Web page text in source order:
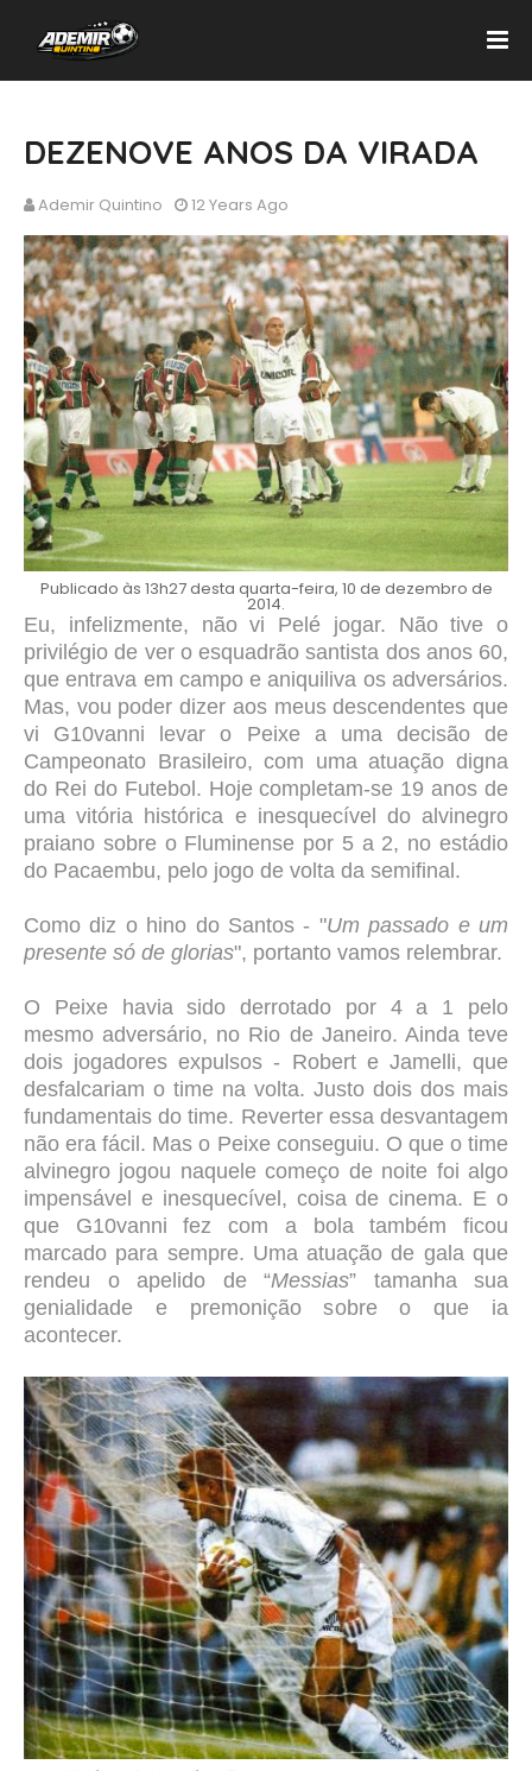
DEZENOVE ANOS DA VIRADA
Ademir Quintino 12 Years Ago
Publicado às 13h27 desta quarta-feira, 10 de dezembro de
2014.
Eu, infelizmente, não vi Pelé jogar. Não tive o
privilégio de ver o esquadrão santista dos anos 60,
que entrava em campo e aniquiliva os adversários.
Mas, vou poder dizer aos meus descendentes que
vi G10vanni levar o Peixe a uma decisão de
Campeonato Brasileiro, com uma atuação digna
do Rei do Futebol. Hoje completam-se 19 anos de
uma vitória histórica e inesquecível do alvinegro
praiano sobre o Fluminense por 5 a 2, no estádio
do Pacaembu, pelo jogo de volta da semifinal.
Como diz o hino do Santos - "Um passado e um
presente só de glorias", portanto vamos relembrar.
O Peixe havia sido derrotado por 4 a 1 pelo
mesmo adversário, no Rio de Janeiro. Ainda teve
dois jogadores expulsos - Robert e Jamelli, que
desfalcariam o time na volta. Justo dois dos mais
fundamentais do time. Reverter essa desvantagem
não era fácil. Mas o Peixe conseguiu. O que o time
alvinegro jogou naquele começo de noite foi algo
impensável e inesquecível, coisa de cinema. E o
que G10vanni fez com a bola também ficou
marcado para sempre. Uma atuação de gala que
rendeu o apelido de “Messias” tamanha sua
genialidade e premonição sobre o que ia
acontecer.